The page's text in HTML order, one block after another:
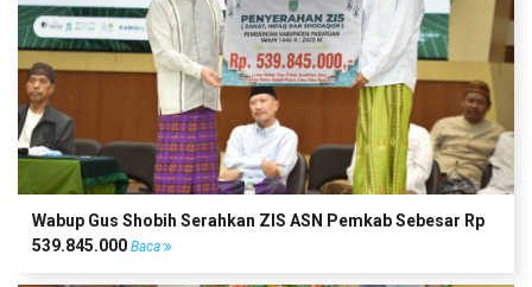
Wabup Gus Shobih Serahkan ZIS ASN Pemkab Sebesar Rp
539.845.000 Baca